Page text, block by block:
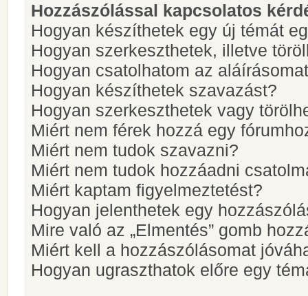
Hozzászólással kapcsolatos
Hogyan készíthetek egy új témát
Hogyan szerkeszthetek, illetve
Hogyan csatolhatom az
Hogyan készíthetek szavazást?
Hogyan szerkeszthetek vagy
Miért nem férek hozzá egy
Miért nem tudok szavazni?
Miért nem tudok hozzáadni
Miért kaptam figyelmeztetést?
Hogyan jelenthetek egy
Mire való az „Elmentés” gomb
Miért kell a hozzászólásomat
Hogyan ugraszthatok előre egy